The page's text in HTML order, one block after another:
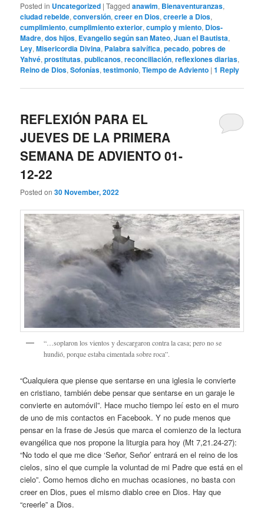
Posted in Uncategorized |Tagged anawim, Bienaventuranzas,
ciudad rebelde,conversión,creer en Dios,creerle a Dios,
cumplimiento,cumplimiento exterior,cumplo y miento, Dios-
Madre,dos hijos, Evangelio según san Mateo,Juan el Bautista,
Ley,Misericordia Divina, Palabra salvífica,pecado,pobres de
Yahvé,prostitutas,publicanos,reconciliación,reflexiones diarias,
Reino de Dios,Sofonías,testimonio,Tiempo de Adviento |1 Reply
REFLEXIÓN PARA EL
JUEVES DE LA PRIMERA
SEMANA DE ADVIENTO 01-
12-22
Posted on30 November, 2022
“…soplaron los vientos y descargaron contra la casa; pero no se
hundió, porque estaba cimentada sobre roca”.
“Cualquiera que piense que sentarse en una iglesia le convierte
en cristiano, también debe pensar que sentarse en un garaje le
convierte en automóvil”. Hace mucho tiempo leí esto en el muro
de uno de mis contactos en Facebook. Y no pude menos que
pensar en la frase de Jesús que marca el comienzo de la lectura
evangélica que nos propone la liturgia para hoy (Mt 7,21.24-27):
“No todo el que me dice ‘Señor, Señor’ entrará en el reino de los
cielos, sino el que cumple la voluntad de mi Padre que está en el
cielo”. Como hemos dicho en muchas ocasiones, no basta con
creer en Dios, pues el mismo diablo cree en Dios. Hay que
“creerle” a Dios.